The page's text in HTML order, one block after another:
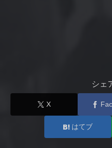
シェ
X
はてブ